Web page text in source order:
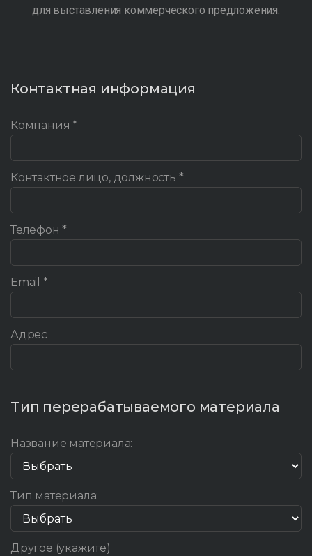
для выставления коммерческого предложения.
Контактная информация
Компания *
Контактное лицо, должность *
Телефон *
Email *
Адрес
Тип перерабатываемого материала
Название материала:
Тип материала:
Другое (укажите)